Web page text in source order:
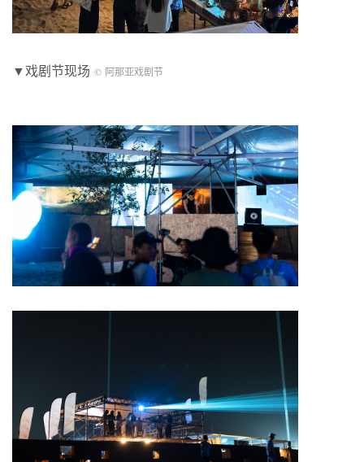
▼戏剧节现场 © 阿那亚戏剧节